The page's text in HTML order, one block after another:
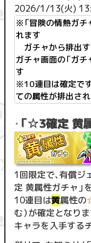
2026/1/13(火)
※「冒険の情熱ガチ
れます
ガチャから排出す
ガチャ画面の「ガ
す
※10連目は確定で
ての属性が排出さ
・ 「☆3確定 黄
1回限定で、有償
定 黄属性ガチャ」
10連目は黄属性の
む）が確定となり
キャラを入手する